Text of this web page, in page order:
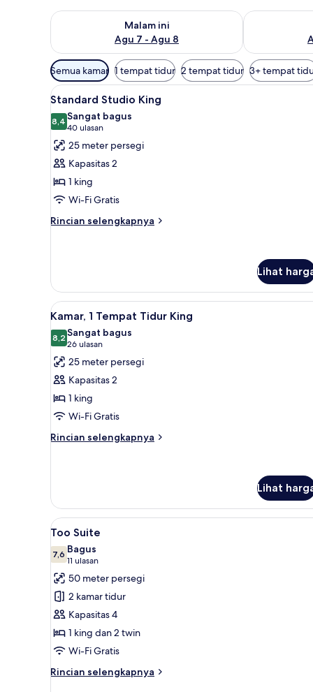
Malam ini
Agu 7 - Agu 8
Periksa ketersediaan untuk malam ini Agu 7 - Agu 8
Periksa
Filter
tersedia
untuk
kamar
Semua kamar 1 tempat tidur 2 tempat tidur 3+ tempat
Lihat
semua
foto
untuk
Standard
Studio
King
Standard Studio King |
6
Standard Studio King
8,48,4 dari 10
Sangat bagus
40 ulasan
(40
ulasan)
25 meter persegi
Kapasitas 2
1 king
Wi-Fi Gratis
Rincian selengkapnya
Rincian
Studio
King
Lihat
Lihat
semua
foto
untuk
Kamar,
1
Tempat
Tidur
King
Kamar, 1 Tempat Tidur King |
5
Kamar, 1 Tempat Tidur King
8,28,2 dari 10
Sangat bagus
26 ulasan
(26
ulasan)
25 meter persegi
Kapasitas 2
1 king
Wi-Fi Gratis
Rincian selengkapnya
Rincian
1
Tempat
Tidur
King
Lihat
Lihat
semua
foto
untuk
Too
Suite
Too Suite | Ruang keluarga |
9
Too Suite
7,67,6 dari 10
Bagus
11 ulasan
(11
ulasan)
50 meter persegi
2 kamar tidur
Kapasitas 4
1 king dan 2 twin
Wi-Fi Gratis
Rincian selengkapnya
Rincian